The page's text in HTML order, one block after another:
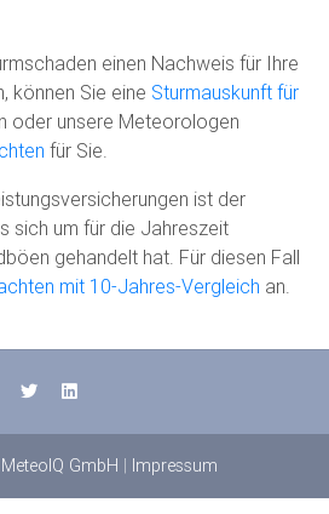
einen Nachweis für Ihre
können Sie eine Sturmauskunft für
oder unsere Meteorologen
für Sie.
ist der
sich um für die Jahreszeit
gehandelt hat. Für diesen Fall
mit 10-Jahres-Vergleich an.
MeteoIQ GmbH | Impressum